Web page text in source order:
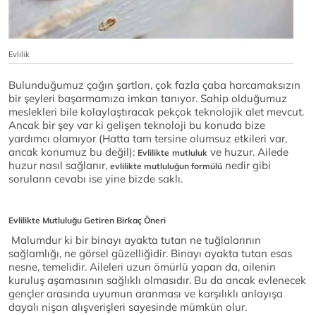
Evlilik
Bulunduğumuz çağın şartları, çok fazla çaba harcamaksızın
bir şeyleri başarmamıza imkan tanıyor. Sahip olduğumuz
meslekleri bile kolaylaştıracak pekçok teknolojik alet mevcut.
Ancak bir şey var ki gelişen teknoloji bu konuda bize
yardımcı olamıyor (Hatta tam tersine olumsuz etkileri var,
ancak konumuz bu değil): Evlilikte mutluluk ve huzur. Ailede
huzur nasıl sağlanır, evlilikte mutluluğun formülü nedir gibi
soruların cevabı ise yine bizde saklı.
Evlilikte Mutluluğu Getiren Birkaç Öneri
Malumdur ki bir binayı ayakta tutan ne tuğlalarının
sağlamlığı, ne görsel güzelliğidir. Binayı ayakta tutan esas
nesne, temelidir. Aileleri uzun ömürlü yapan da, ailenin
kuruluş aşamasının sağlıklı olmasıdır. Bu da ancak evlenecek
gençler arasında uyumun aranması ve karşılıklı anlayışa
dayalı nişan alışverişleri sayesinde mümkün olur.